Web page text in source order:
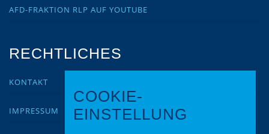
AFD-FRAKTION RLP AUF YOUTUBE
RECHTLICHES
KONTAKT
IMPRESSUM
COOKIE-
EINSTELLUNG